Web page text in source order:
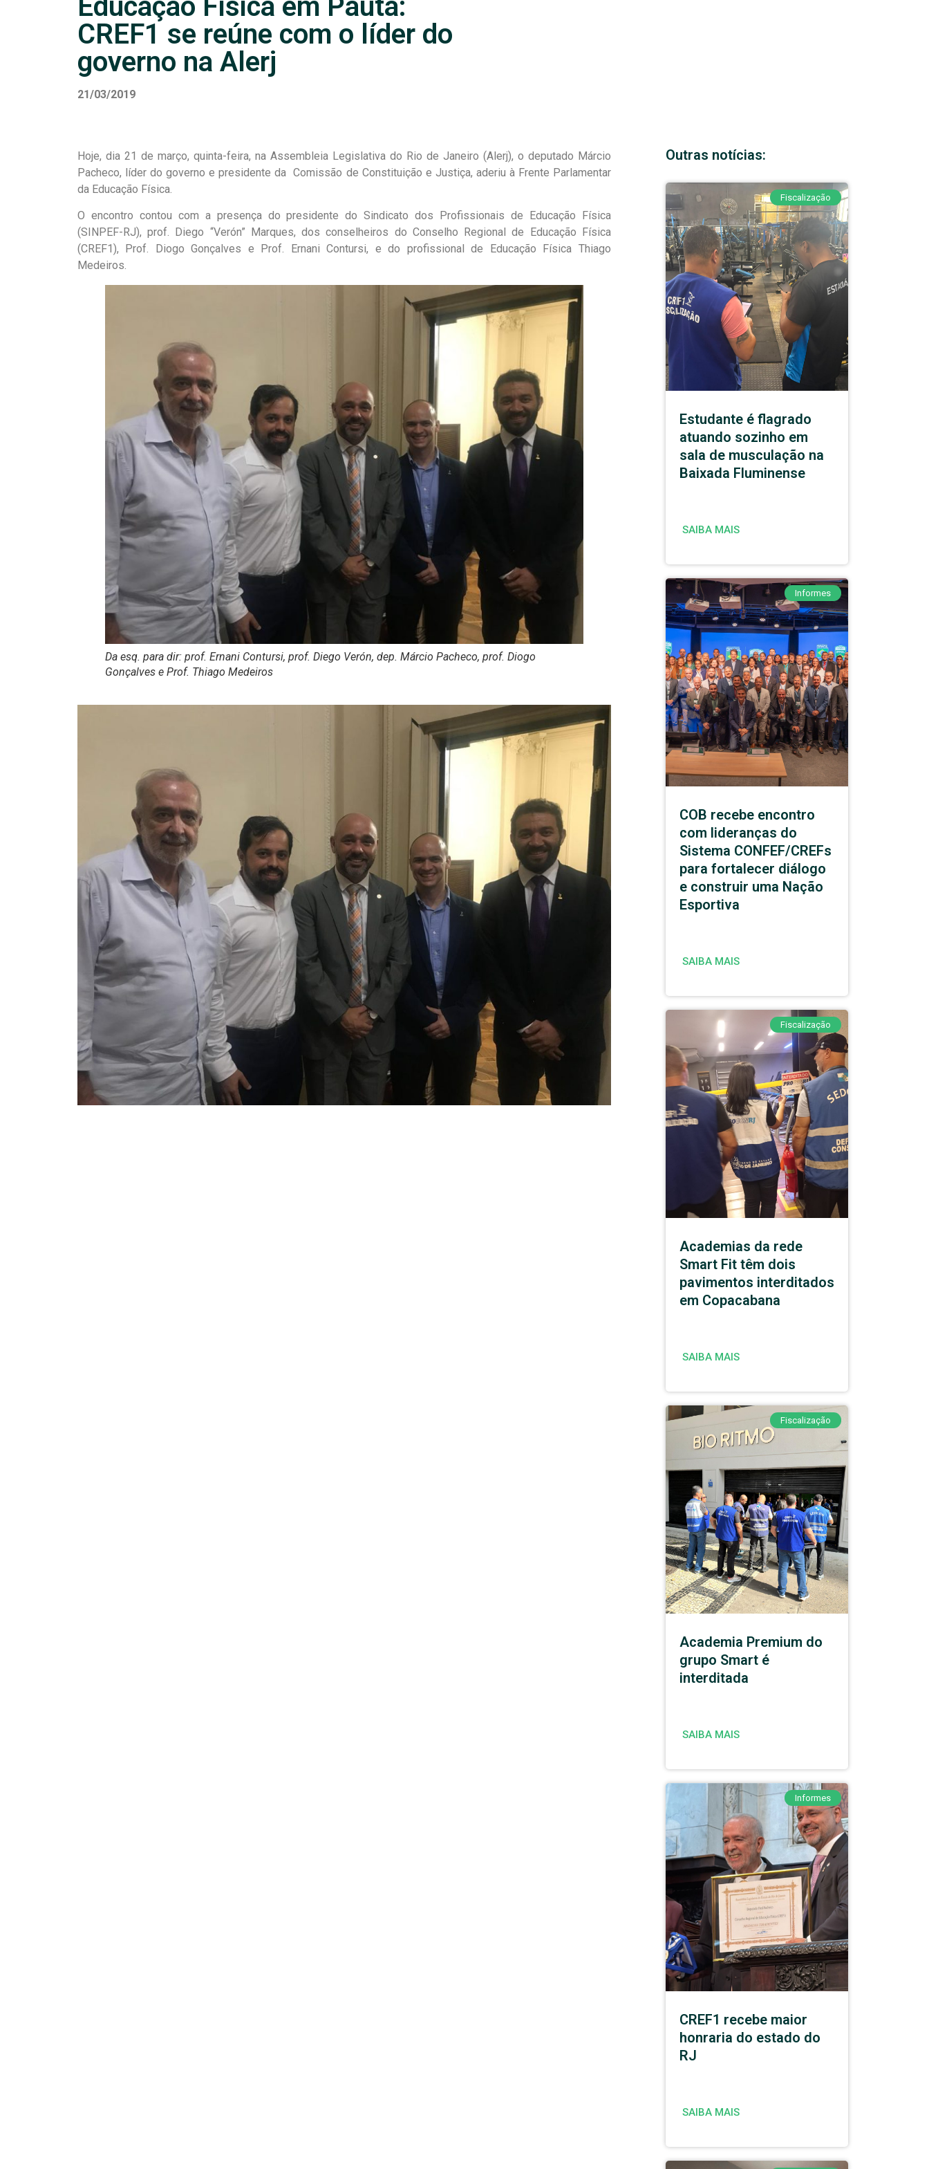
Educação Física em Pauta:
CREF1 se reúne com o líder do
governo na Alerj
21/03/2019
Hoje, dia 21 de março, quinta-feira, na Assembleia Legislativa do Rio de Janeiro (Alerj), o deputado Márcio
Pacheco, líder do governo e presidente da Comissão de Constituição e Justiça, aderiu à Frente Parlamentar
da Educação Física.
O encontro contou com a presença do presidente do Sindicato dos Profissionais de Educação Física
(SINPEF-RJ), prof. Diego “Verón” Marques, dos conselheiros do Conselho Regional de Educação Física
(CREF1), Prof. Diogo Gonçalves e Prof. Ernani Contursi, e do profissional de Educação Física Thiago
Medeiros.
Da esq. para dir: prof. Ernani Contursi, prof. Diego Verón, dep. Márcio Pacheco, prof. Diogo
Gonçalves e Prof. Thiago Medeiros
Outras notícias:
Fiscalização
Estudante é flagrado
atuando sozinho em
sala de musculação na
Baixada Fluminense
SAIBA MAIS
Informes
COB recebe encontro
com lideranças do
Sistema CONFEF/CREFs
para fortalecer diálogo
e construir uma Nação
Esportiva
SAIBA MAIS
Fiscalização
Academias da rede
Smart Fit têm dois
pavimentos interditados
em Copacabana
SAIBA MAIS
Fiscalização
Academia Premium do
grupo Smart é
interditada
SAIBA MAIS
Informes
CREF1 recebe maior
honraria do estado do
RJ
SAIBA MAIS